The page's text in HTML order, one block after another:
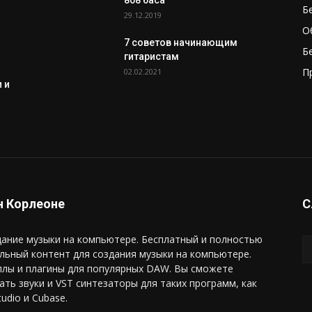
и
29.12.2019
7 советов начинающим
гитаристам
02.02.2021
Корлеоне
музыки на компьютере. Бесплатный и полностью
контент для создания музыки на компьютере.
и плагины для популярных DAW. Вы сможете
звуки и VST синтезаторы для таких программ, как
и Cubase.